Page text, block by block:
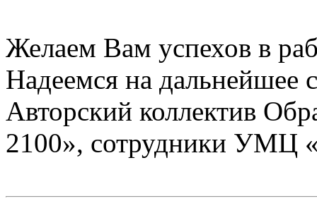
Желаем Вам успехов в
Надеемся на дальнейшее
Авторский коллектив
2100», сотрудники УМЦ